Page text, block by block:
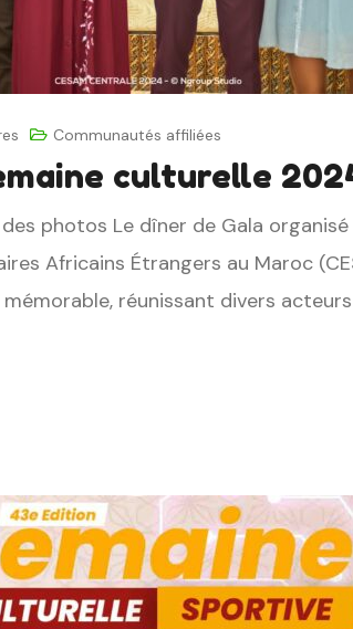
Communautés affiliées
culturelle
photos Le dîner de Gala
Africains Étrangers au Maroc
réunissant divers